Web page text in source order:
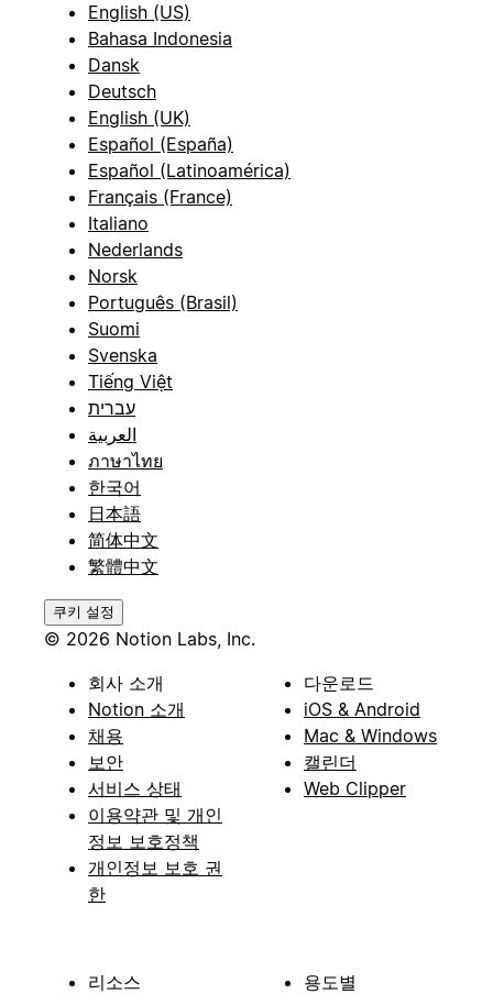
English (US)
Bahasa Indonesia
Dansk
Deutsch
English (UK)
Español (España)
Español (Latinoamérica)
Français (France)
Italiano
Nederlands
Norsk
Português (Brasil)
Suomi
Svenska
Tiếng Việt
עברית
العربية
ภาษาไทย
한국어
日本語
简体中文
繁體中文
쿠키 설정
© 2026 Notion Labs, Inc.
회사 소개
Notion 소개
채용
보안
서비스 상태
이용약관 및 개인
정보 보호정책
개인정보 보호 권
한
다운로드
iOS & Android
Mac & Windows
캘린더
Web Clipper
리소스 용도별